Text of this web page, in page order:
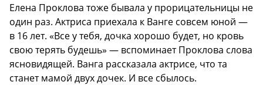
Елена Проклова тоже бывала у прорицательницы не
один раз. Актриса приехала к Ванге совсем юной —
в 16 лет. «Все у тебя, дочка хорошо будет, но кровь
свою терять будешь» — вспоминает Проклова слова
ясновидящей. Ванга рассказала актрисе, что та
станет мамой двух дочек. И все сбылось.